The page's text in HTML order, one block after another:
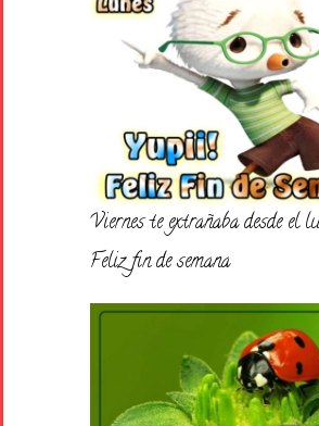
Viernes te extrañaba desde el
Feliz fin de semana